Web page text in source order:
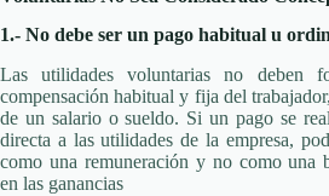
1.- No debe ser un pago habitual u
Las utilidades voluntarias no deben
compensación habitual y fija del
de un salario o sueldo. Si un pago se
directa a las utilidades de la empresa,
como una remuneración y no como una
en las ganancias